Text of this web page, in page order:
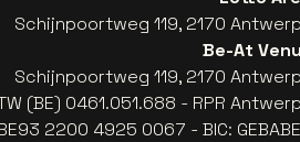
Schijnpoortweg 119, 2170
Be-At
Schijnpoortweg 119, 2170
(BE) 0461.051.688 - RPR
2200 4925 0067 - BIC: